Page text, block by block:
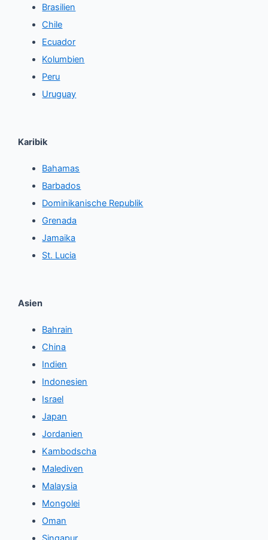
Brasilien
Chile
Ecuador
Kolumbien
Peru
Uruguay
Karibik
Bahamas
Barbados
Dominikanische Republik
Grenada
Jamaika
St. Lucia
Asien
Bahrain
China
Indien
Indonesien
Israel
Japan
Jordanien
Kambodscha
Malediven
Malaysia
Mongolei
Oman